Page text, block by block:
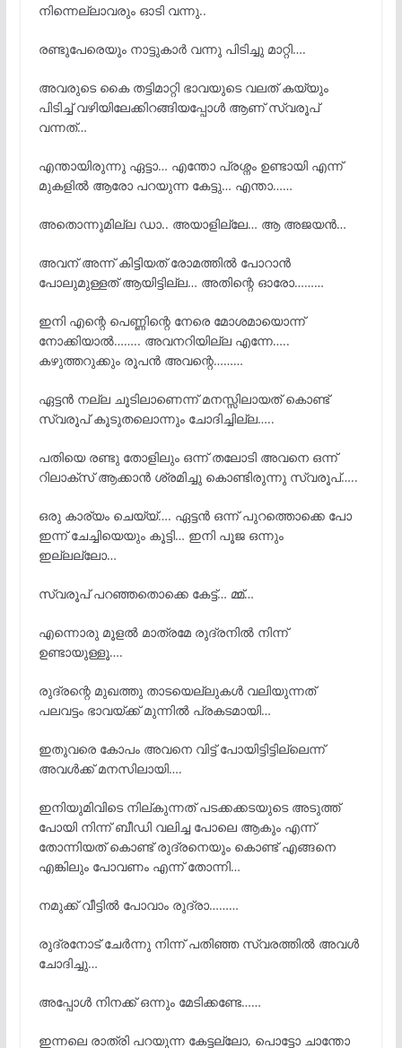
നിന്നെല്ലാവരും ഓടി വന്നു..
രണ്ടുപേരെയും നാട്ടുകാർ വന്നു പിടിച്ചു മാറ്റി….
അവരുടെ കൈ തട്ടിമാറ്റി ഭാവയുടെ വലത് കയ്യും
പിടിച്ച് വഴിയിലേക്കിറങ്ങിയപ്പോൾ ആണ് സ്വരൂപ്‌
വന്നത്…
എന്തായിരുന്നു ഏട്ടാ… എന്തോ പ്രശ്നം ഉണ്ടായി എന്ന്
മുകളിൽ ആരോ പറയുന്ന കേട്ടു… എന്താ……
അതൊന്നുമില്ല ഡാ.. അയാളില്ലേ… ആ അജയൻ…
അവന് അന്ന് കിട്ടിയത് രോമത്തിൽ പോറാൻ
പോലുമുള്ളത് ആയിട്ടില്ല… അതിന്റെ ഓരോ………
ഇനി എന്റെ പെണ്ണിന്റെ നേരെ മോശമായൊന്ന്
നോക്കിയാൽ…….. അവനറിയില്ല എന്നേ…..
കഴുത്തറുക്കും രൂപൻ അവന്റെ………
ഏട്ടൻ നല്ല ചൂടിലാണെന്ന് മനസ്സിലായത് കൊണ്ട്
സ്വരൂപ്‌ കൂടുതലൊന്നും ചോദിച്ചില്ല…..
പതിയെ രണ്ടു തോളിലും ഒന്ന് തലോടി അവനെ ഒന്ന്
റിലാക്സ് ആക്കാൻ ശ്രമിച്ചു കൊണ്ടിരുന്നു സ്വരൂപ്‌…..
ഒരു കാര്യം ചെയ്യ്…. ഏട്ടൻ ഒന്ന് പുറത്തൊക്കെ പോ
ഇന്ന് ചേച്ചിയെയും കൂട്ടി… ഇനി പൂജ ഒന്നും
ഇല്ലല്ലോ…
സ്വരൂപ്‌ പറഞ്ഞതൊക്കെ കേട്ട്… മ്മ്…
എന്നൊരു മൂളൽ മാത്രമേ രുദ്രനിൽ നിന്ന്
ഉണ്ടായുള്ളൂ….
രുദ്രന്റെ മുഖത്തു താടയെല്ലുകൾ വലിയുന്നത്
പലവട്ടം ഭാവയ്ക്ക് മുന്നിൽ പ്രകടമായി…
ഇതുവരെ കോപം അവനെ വിട്ട് പോയിട്ടിട്ടില്ലെന്ന്
അവൾക്ക് മനസിലായി….
ഇനിയുമിവിടെ നില്കുന്നത് പടക്കക്കടയുടെ അടുത്ത്
പോയി നിന്ന് ബീഡി വലിച്ച പോലെ ആകും എന്ന്
തോന്നിയത് കൊണ്ട് രുദ്രനെയും കൊണ്ട് എങ്ങനെ
എങ്കിലും പോവണം എന്ന് തോന്നി…
നമുക്ക് വീട്ടിൽ പോവാം രുദ്രാ………
രുദ്രനോട് ചേർന്നു നിന്ന് പതിഞ്ഞ സ്വരത്തിൽ അവൾ
ചോദിച്ചു…
അപ്പോൾ നിനക്ക് ഒന്നും മേടിക്കണ്ടേ……
ഇന്നലെ രാത്രി പറയുന്ന കേട്ടല്ലോ, പൊട്ടോ ചാന്തോ